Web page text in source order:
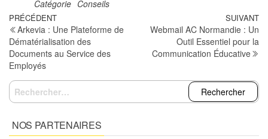
Catégorie Conseils
Navigation
de
l’article
Article
précédent
PRÉCÉDENT
Arkevia : Une Plateforme de
Dématérialisation des
Documents au Service des
Employés
SUIVANT
Webmail AC Normandie : Un
Outil Essentiel pour la
Communication Éducative
Rechercher :
NOS PARTENAIRES